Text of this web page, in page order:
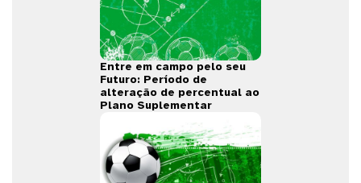
Entre em campo pelo seu
Futuro: Período de
alteração de percentual ao
Plano Suplementar